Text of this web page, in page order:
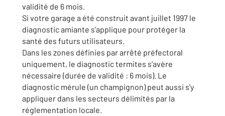
validité de 6 mois.
Si votre garage a été construit avant juillet 1997 le
diagnostic amiante s'applique pour protéger la
santé des futurs utilisateurs.
Dans les zones définies par arrêté préfectoral
uniquement, le diagnostic termites s'avère
nécessaire (durée de validité : 6 mois). Le
diagnostic mérule (un champignon) peut aussi s'y
appliquer dans les secteurs délimités par la
réglementation locale.